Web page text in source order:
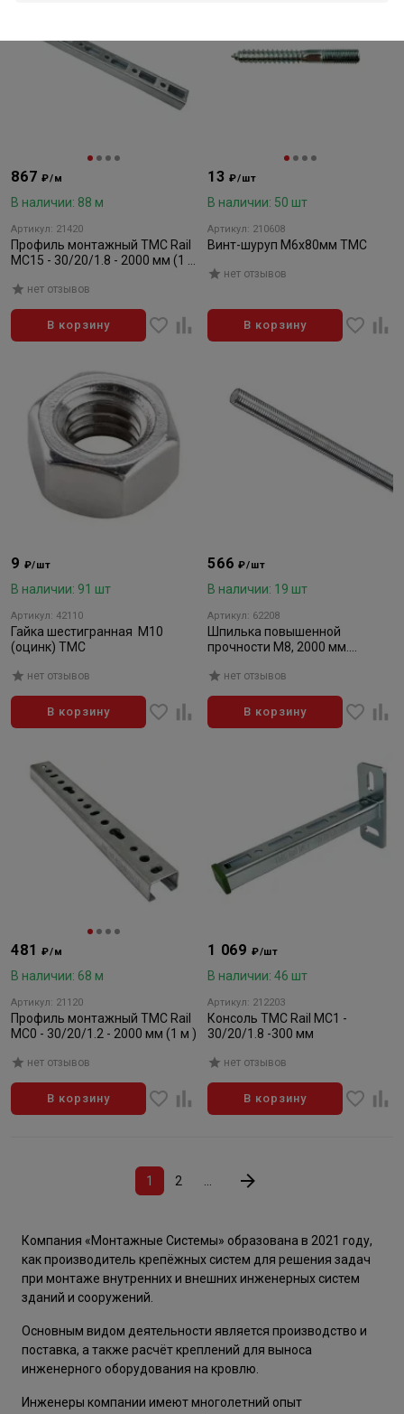
867₽/м
В наличии: 88 м
Артикул: 21420
Профиль монтажный ТМС Rail
MC15 - 30/20/1.8 - 2000 мм (1 м
нет отзывов
В корзину
13₽/шт
В наличии: 50 шт
Артикул: 210608
Винт-шуруп M6x80мм ТМС
нет отзывов
В корзину
9 ₽/шт
В наличии: 91 шт
Артикул: 42110
Гайка шестигранная М10
(оцинк) ТМС
нет отзывов
В корзину
566₽/шт
В наличии: 19 шт
Артикул: 62208
Шпилька повышенной
прочности М8, 2000 мм.
нет отзывов
В корзину
481₽/м
В наличии: 68 м
Артикул: 21120
Профиль монтажный ТМС Rail
MC0 - 30/20/1.2 - 2000 мм (1 м )
нет отзывов
В корзину
1 069 ₽/шт
В наличии: 46 шт
Артикул: 212203
Консоль ТМС Rail MC1 -
30/20/1.8 -300 мм
нет отзывов
В корзину
1 2
Компания «Монтажные Системы» образована в 2021 году,
как производитель крепёжных систем для решения задач
при монтаже внутренних и внешних инженерных систем
зданий и сооружений.
Основным видом деятельности является производство и
поставка, а также расчёт креплений для выноса
инженерного оборудования на кровлю.
Инженеры компании имеют многолетний опыт